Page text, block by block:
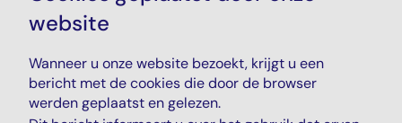
website
Wanneer u onze website bezoekt, krijgt u een
bericht met de cookies die door de browser
werden geplaatst en gelezen.